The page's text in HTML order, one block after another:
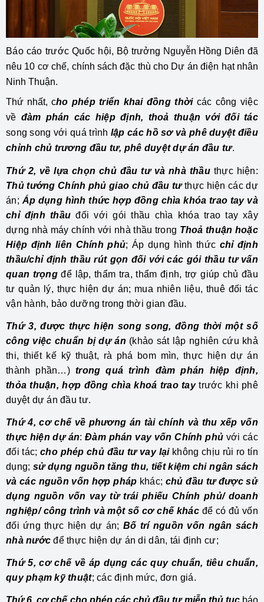
Báo cáo trước Quốc hội, Bộ trưởng Nguyễn Hồng Diên đã
nêu 10 cơ chế, chính sách đặc thù cho Dự án điện hạt nhân
Ninh Thuận.
Thứ nhất, cho phép triển khai đồng thờicác công việc
về đàm phán các hiệp định, thoả thuận với đối tác
song song với quá trình lập các hồ sơ và phê duyệt điều
chỉnh chủ trương đầu tư, phê duyệt dự án đầu tư.
Thứ 2, về lựa chọn chủ đầu tư và nhà thầu thực hiện:
Thủ tướng Chính phủ giao chủ đầu tưthực hiện các dự
án; Áp dụng hình thức hợp đồng chìa khóa trao tay và
chỉ định thầu đối với gói thầu chìa khóa trao tay xây
dựng nhà máy chính với nhà thầu trong Thoả thuận hoặc
Hiệp định liên Chính phủ; Áp dụng hình thức chỉ định
thầu/chỉ định thầu rút gọn đối với các gói thầu tư vấn
quan trọngđể lập, thẩm tra, thẩm định, trợ giúp chủ đầu
tư quản lý, thực hiện dự án; mua nhiên liệu, thuê đối tác
vận hành, bảo dưỡng trong thời gian đầu.
Thứ 3, được thực hiện song song, đồng thời một số
công việc chuẩn bị dự án (khảo sát lập nghiên cứu khả
thi, thiết kế kỹ thuật, rà phá bom mìn, thực hiện dự án
thành phần…)trong quá trình đàm phán hiệp định,
thỏa thuận, hợp đồng chìa khoá trao taytrước khi phê
duyệt dự án đầu tư.
Thứ 4, cơ chế về phương án tài chính và thu xếp vốn
thực hiện dự án:Đàm phán vay vốn Chính phủ với các
đối tác;cho phép chủ đầu tư vay lạikhông chịu rủi ro tín
dụng; sử dụng nguồn tăng thu, tiết kiệm chi ngân sách
và các nguồn vốn hợp pháp khác; chủ đầu tư được sử
dụng nguồn vốn vay từ trái phiếu Chính phủ/ doanh
nghiệp/ công trình và một số cơ chế khácđể có đủ vốn
đối ứng thực hiện dự án; Bố trí nguồn vốn ngân sách
nhà nước để thực hiện dự án di dân, tái định cư;
Thứ 5, cơ chế về áp dụng các quy chuẩn, tiêu chuẩn,
quy phạm kỹ thuật; các định mức, đơn giá.
Thứ 6, cơ chế cho phép các chủ đầu tư miễn thủ tụcbáo